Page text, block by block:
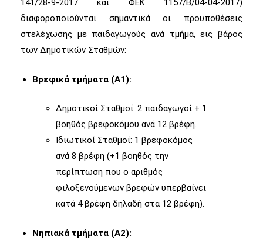
141/28-9-2017 και ΦΕΚ 1157/Β/04-04-2017)
διαφοροποιούνται σημαντικά οι προϋποθέσεις
στελέχωσης με παιδαγωγούς ανά τμήμα, εις βάρος
των Δημοτικών Σταθμών:
Βρεφικά τμήματα (Α1):
Δημοτικοί Σταθμοί: 2 παιδαγωγοί + 1
βοηθός βρεφοκόμου ανά 12 βρέφη.
Ιδιωτικοί Σταθμοί: 1 βρεφοκόμος
ανά 8 βρέφη (+1 βοηθός την
περίπτωση που ο αριθμός
φιλοξενούμενων βρεφών υπερβαίνει
κατά 4 βρέφη δηλαδή στα 12 βρέφη).
Νηπιακά τμήματα (Α2):